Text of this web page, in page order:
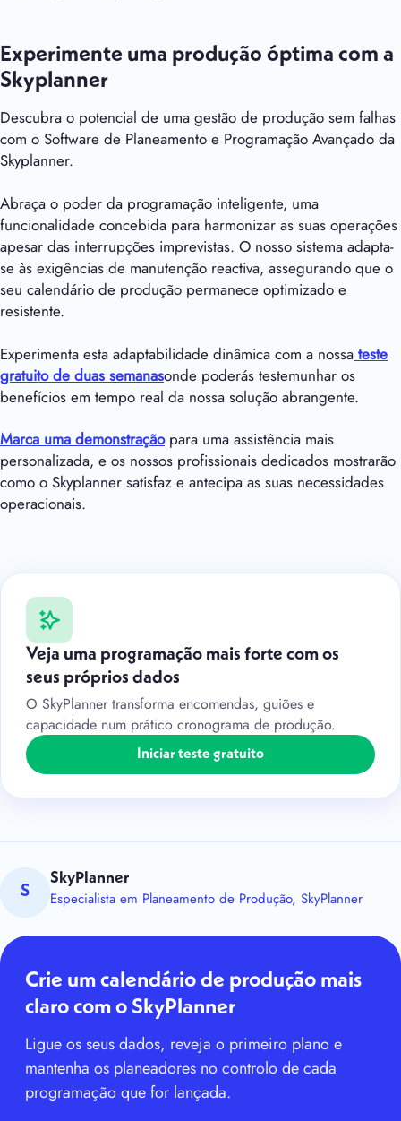
Experimente uma produção óptima com a
Skyplanner
Descubra o potencial de uma gestão de produção sem falhas
com o Software de Planeamento e Programação Avançado da
Skyplanner.
Abraça o poder da programação inteligente, uma
funcionalidade concebida para harmonizar as suas operações
apesar das interrupções imprevistas. O nosso sistema adapta-
se às exigências de manutenção reactiva, assegurando que o
seu calendário de produção permanece optimizado e
resistente.
Experimenta esta adaptabilidade dinâmica com a nossa teste
gratuito de duas semanasonde poderás testemunhar os
benefícios em tempo real da nossa solução abrangente.
Marca uma demonstraçãopara uma assistência mais
personalizada, e os nossos profissionais dedicados mostrarão
como o Skyplanner satisfaz e antecipa as suas necessidades
operacionais.
Veja uma programação mais forte com os
seus próprios dados
O SkyPlanner transforma encomendas, guiões e
capacidade num prático cronograma de produção.
Iniciar teste gratuito
S
SkyPlanner
Especialista em Planeamento de Produção, SkyPlanner
Crie um calendário de produção mais
claro com o SkyPlanner
Ligue os seus dados, reveja o primeiro plano e
mantenha os planeadores no controlo de cada
programação que for lançada.